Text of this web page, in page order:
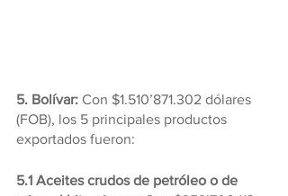
5. Bolívar: Con $1.510’871.302 dólares
(FOB), los 5 principales productos
exportados fueron:
5.1 Aceites crudos de petróleo o de